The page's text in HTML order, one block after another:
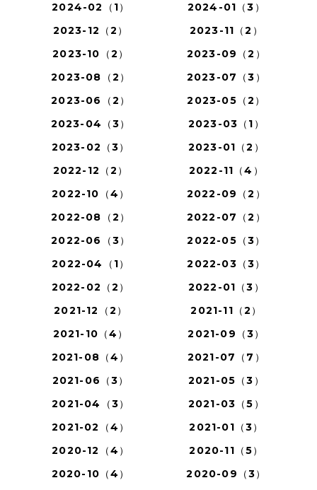
2024-02（1）
2024-01（3）
2023-12（2）
2023-11（2）
2023-10（2）
2023-09（2）
2023-08（2）
2023-07（3）
2023-06（2）
2023-05（2）
2023-04（3）
2023-03（1）
2023-02（3）
2023-01（2）
2022-12（2）
2022-11（4）
2022-10（4）
2022-09（2）
2022-08（2）
2022-07（2）
2022-06（3）
2022-05（3）
2022-04（1）
2022-03（3）
2022-02（2）
2022-01（3）
2021-12（2）
2021-11（2）
2021-10（4）
2021-09（3）
2021-08（4）
2021-07（7）
2021-06（3）
2021-05（3）
2021-04（3）
2021-03（5）
2021-02（4）
2021-01（3）
2020-12（4）
2020-11（5）
2020-10（4）
2020-09（3）